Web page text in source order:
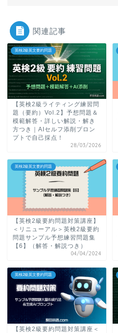
関連記事
英検2級英文要約問題
【英検2級ライティング練習問
題（要約）Vol.2】予想問題＆
模範解答・詳しい解説・解き
方つき｜AIセルフ添削プロン
プトで自己採点！
28/03/2026
英検2級英文要約問題
【英検2級要約問題対策講座】
＜リニューアル＞英検2級要約
問題サンプル予想練習問題集
【6】（解答・解説つき）
04/04/2024
英検2級英文要約問題
【英検2級要約問題対策講座＜